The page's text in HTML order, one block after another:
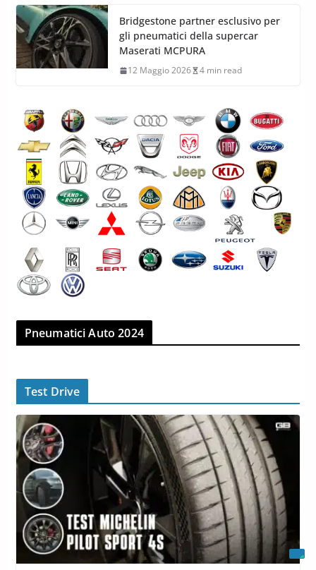
Bridgestone partner esclusivo per
gli pneumatici della supercar
Maserati MCPURA
12 Maggio 2026 4 min read
Pneumatici Auto 2024
Test Drive